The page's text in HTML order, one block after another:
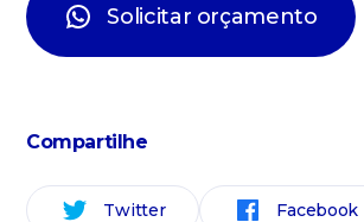
Solicitar orçamento
Compartilhe
Twitter Facebook